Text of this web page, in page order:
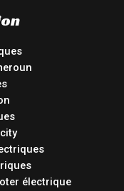
électrique